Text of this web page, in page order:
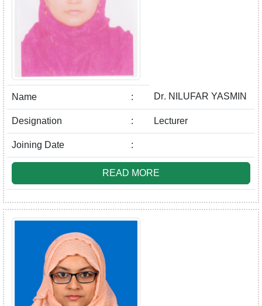
Name : Dr. NILUFAR YASMIN
Designation : Lecturer
Joining Date :
READ MORE